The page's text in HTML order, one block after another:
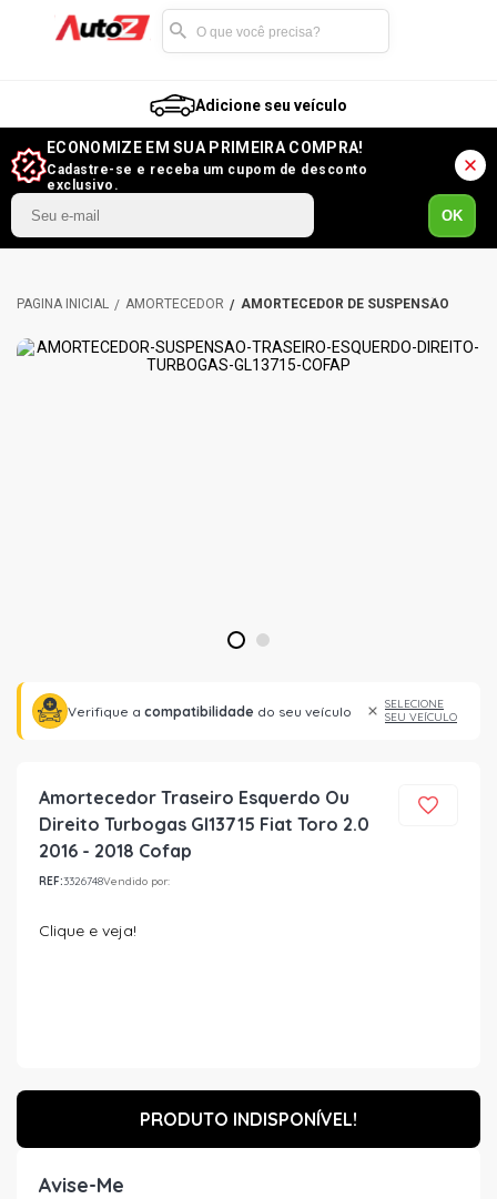
Adicione seu veículo
ECONOMIZE EM SUA PRIMEIRA COMPRA!
Cadastre-se e receba um cupom de desconto
exclusivo.
OK
AMORTECEDOR AMORTECEDOR DE SUSPENSÃO
1 2
Verifique a compatibilidade do seu veículo
SELECIONE
SEU VEÍCULO
Amortecedor Traseiro Esquerdo Ou
Direito Turbogas Gl13715 Fiat Toro 2.0
2016 - 2018 Cofap
REF:3326748Vendido por:
Clique e veja!
PRODUTO INDISPONÍVEL!
Avise-Me